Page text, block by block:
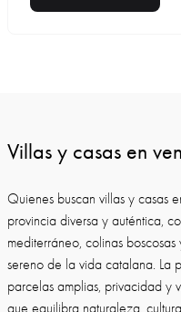
Villas y casas en
Quienes buscan villas y casas
provincia diversa y auténtica,
mediterráneo, colinas
sereno de la vida catalana. La
parcelas amplias, privacidad y
que equilibra naturaleza,